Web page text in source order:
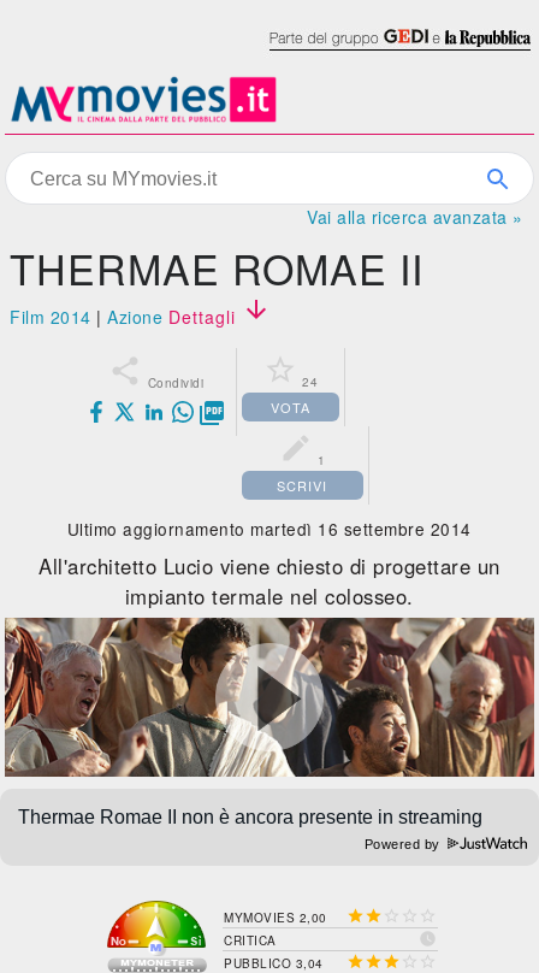
Vai alla ricerca avanzata »
THERMAE ROMAE II
Film 2014 |Azione Dettagli 
 Condividi

 24
VOTA
 1
SCRIVI
Ultimo aggiornamento martedì 16 settembre 2014
All'architetto Lucio viene chiesto di progettare un
impianto termale nel colosseo.
Powered by
MYMOVIES 2,00    
CRITICA 
PUBBLICO 3,04   